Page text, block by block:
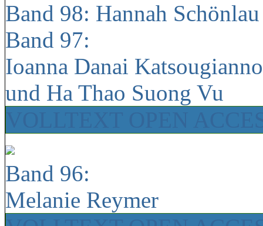
Band 98: Hannah
Band 97:
Ioanna Danai
und Ha Thao Suong Vu
Band 96:
Melanie Reymer